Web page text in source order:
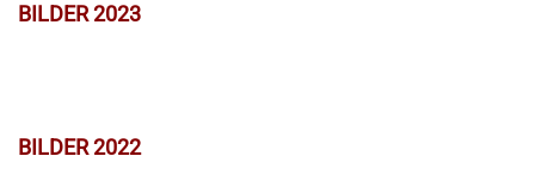
BILDER 2023
BILDER 2022